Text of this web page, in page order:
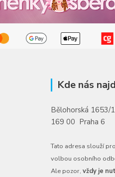
Kde nás
Bělohorská 1653/
169 00 Praha 6
Tato adresa slouží
volbou osobního
Ale pozor, vždy je